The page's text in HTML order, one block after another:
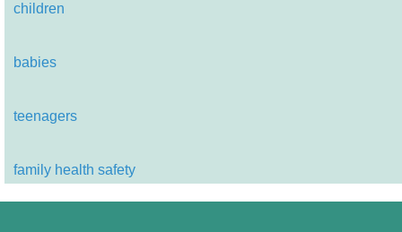
children
babies
teenagers
family health safety